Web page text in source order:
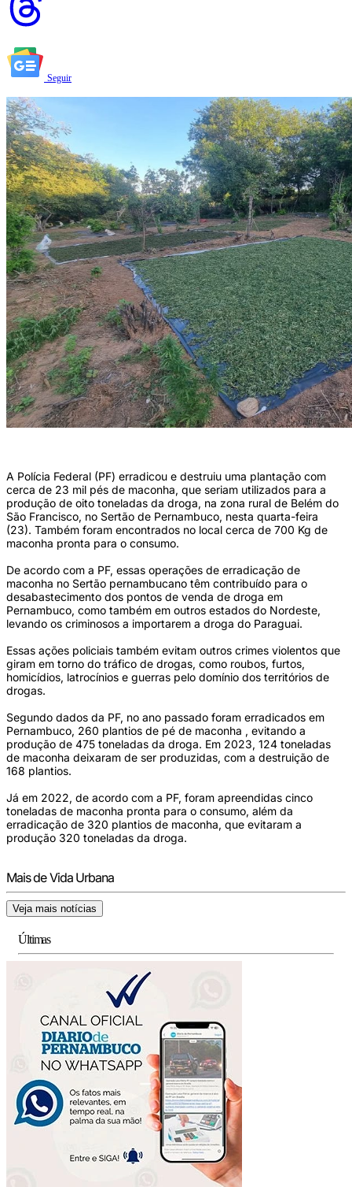
Seguir
A Polícia Federal (PF) erradicou e destruiu uma plantação com
cerca de 23 mil pés de maconha, que seriam utilizados para a
produção de oito toneladas da droga, na zona rural de Belém do
São Francisco, no Sertão de Pernambuco, nesta quarta-feira
(23). Também foram encontrados no local cerca de 700 Kg de
maconha pronta para o consumo.
De acordo com a PF, essas operações de erradicação de
maconha no Sertão pernambucano têm contribuído para o
desabastecimento dos pontos de venda de droga em
Pernambuco, como também em outros estados do Nordeste,
levando os criminosos a importarem a droga do Paraguai.
Essas ações policiais também evitam outros crimes violentos que
giram em torno do tráfico de drogas, como roubos, furtos,
homicídios, latrocínios e guerras pelo domínio dos territórios de
drogas.
Segundo dados da PF, no ano passado foram erradicados em
Pernambuco, 260 plantios de pé de maconha , evitando a
produção de 475 toneladas da droga. Em 2023, 124 toneladas
de maconha deixaram de ser produzidas, com a destruição de
168 plantios.
Já em 2022, de acordo com a PF, foram apreendidas cinco
toneladas de maconha pronta para o consumo, além da
erradicação de 320 plantios de maconha, que evitaram a
produção 320 toneladas da droga.
Mais de Vida Urbana
Veja mais notícias
Últimas